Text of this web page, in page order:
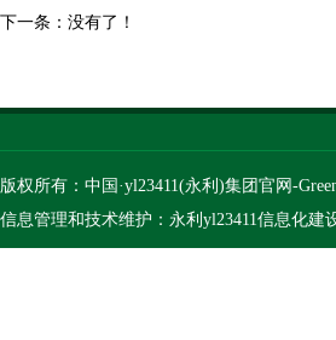
下一条：没有了！
版权所有：中国·yl23411(永利)集团官网-
信息管理和技术维护：永利yl23411信息化建